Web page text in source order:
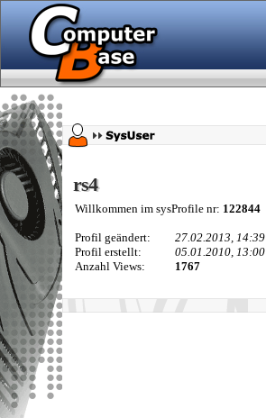
rs4
rs4
Willkommen im sysProfile nr: 122844
Profil geändert:
27.02.2013, 14:39
Profil erstellt:
05.01.2010, 13:00
Anzahl Views:
1767